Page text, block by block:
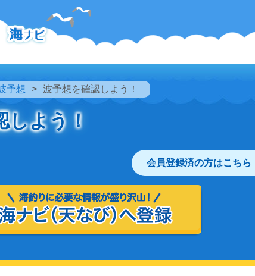
予想 波予想を確認しよう！
しよう！
会員登録済の方はこちら